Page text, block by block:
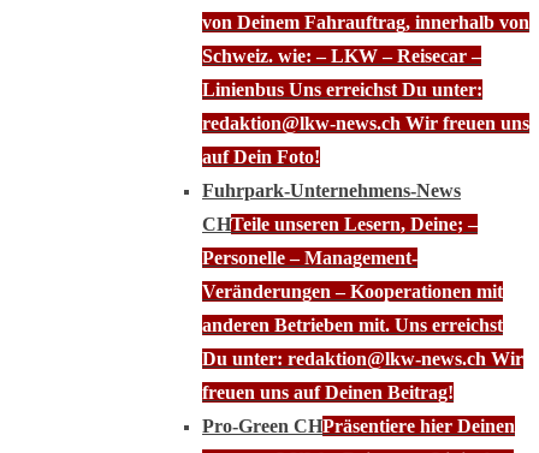
von Deinem Fahrauftrag, innerhalb von
Schweiz. wie: – LKW – Reisecar –
Linienbus Uns erreichst Du unter:
redaktion@lkw-news.ch Wir freuen uns
auf Dein Foto!
Fuhrpark-Unternehmens-News
CHTeile unseren Lesern, Deine; –
Personelle – Management-
Veränderungen – Kooperationen mit
anderen Betrieben mit. Uns erreichst
Du unter: redaktion@lkw-news.ch Wir
freuen uns auf Deinen Beitrag!
Pro-Green CHPräsentiere hier Deinen